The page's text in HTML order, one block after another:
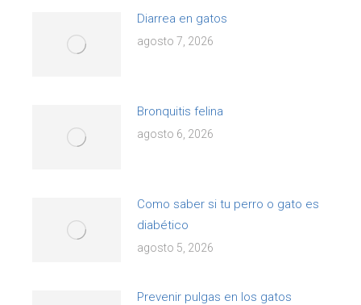
Diarrea en gatos
agosto 7, 2026
Bronquitis felina
agosto 6, 2026
Como saber si tu perro o gato es
diabético
agosto 5, 2026
Prevenir pulgas en los gatos